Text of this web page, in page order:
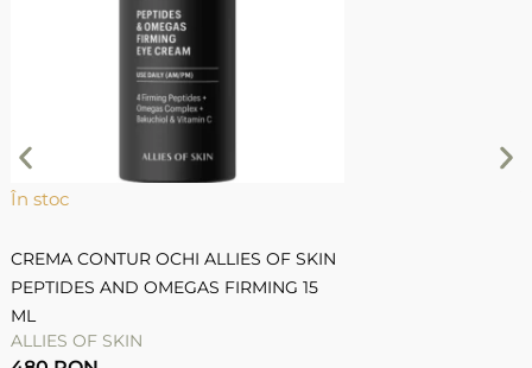
În stoc
CREMA CONTUR OCHI ALLIES OF SKIN
PEPTIDES AND OMEGAS FIRMING 15
ML
ALLIES OF SKIN